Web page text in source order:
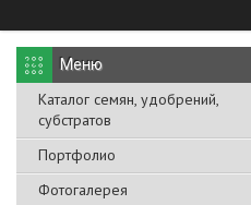
Каталог семян, удобрений,
субстратов
Портфолио
Фотогалерея